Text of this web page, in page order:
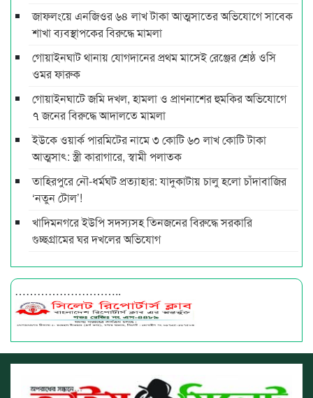
জাফলংয়ে এনজিওর ৬৪ লাখ টাকা আত্মসাতের অভিযোগে সাবেক
শাখা ব্যবস্থাপকের বিরুদ্ধে মামলা
গোয়াইনঘাট থানায় যোগদানের প্রথম মাসেই রেঞ্জের শ্রেষ্ঠ ওসি
ওমর ফারুক
গোয়াইনঘাটে জমি দখল, হামলা ও প্রাণনাশের হুমকির অভিযোগে
৭ জনের বিরুদ্ধে আদালতে মামলা
ইউকে ওয়ার্ক পারমিটের নামে ৩ কোটি ৬০ লাখ কোটি টাকা
আত্মসাৎ: স্ত্রী কারাগারে, স্বামী পলাতক
তাহিরপুরে নৌ-ধর্মঘট প্রত্যাহার: যাদুকাটায় চালু হলো চাঁদাবাজির
‘নতুন টোল’!
খাদিমনগরে ইউপি সদস্যসহ তিনজনের বিরুদ্ধে সরকারি
গুচ্ছগ্রামের ঘর দখলের অভিযোগ
………………………..